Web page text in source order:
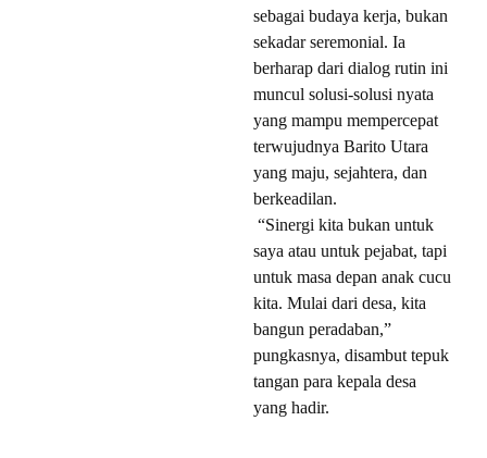
sebagai budaya kerja, bukan
sekadar seremonial. Ia
berharap dari dialog rutin ini
muncul solusi-solusi nyata
yang mampu mempercepat
terwujudnya Barito Utara
yang maju, sejahtera, dan
berkeadilan.
“Sinergi kita bukan untuk
saya atau untuk pejabat, tapi
untuk masa depan anak cucu
kita. Mulai dari desa, kita
bangun peradaban,”
pungkasnya, disambut tepuk
tangan para kepala desa
yang hadir.